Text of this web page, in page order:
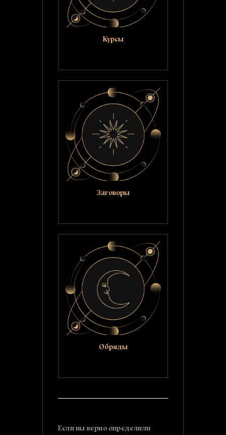
Курсы
Заговоры
Обряды
Если вы верно определили